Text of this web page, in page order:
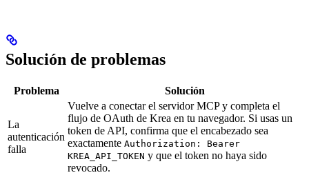
Solución de problemas
Problema Solución
La
autenticación
falla
Vuelve a conectar el servidor MCP y completa el
flujo de OAuth de Krea en tu navegador. Si usas un
token de API, confirma que el encabezado sea
exactamente Authorization: Bearer
KREA_API_TOKEN y que el token no haya sido
revocado.